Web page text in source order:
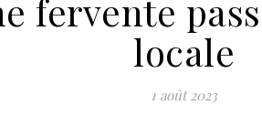
fervente
locale
1 août 2023